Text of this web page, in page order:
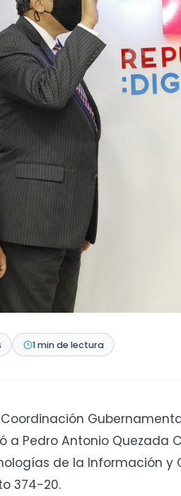
1 min de lectura
a Pedro Antonio Quezada
de la Información y
374-20.